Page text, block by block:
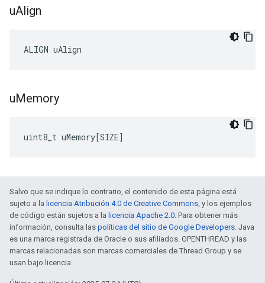
uAlign
ALIGN uAlign
uMemory
uint8_t uMemory[SIZE]
Salvo que se indique lo contrario, el contenido de esta página está
sujeto a la licencia Atribución 4.0 de Creative Commons, y los ejemplos
de código están sujetos a la licencia Apache 2.0. Para obtener más
información, consulta las políticas del sitio de Google Developers. Java
es una marca registrada de Oracle o sus afiliados. OPENTHREAD y las
marcas relacionadas son marcas comerciales de Thread Group y se
usan bajo licencia.